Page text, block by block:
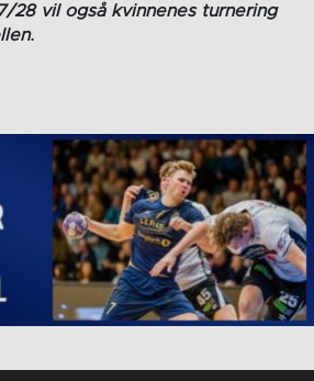
28 vil også kvinnenes turnering